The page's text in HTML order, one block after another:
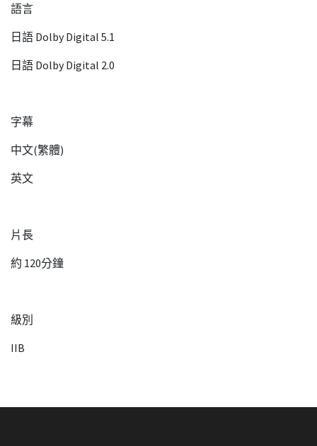
語言
日語 Dolby Digital 5.1
日語 Dolby Digital 2.0
字幕
中文(繁體)
英文
片長
約 120分鐘
級別
IIB